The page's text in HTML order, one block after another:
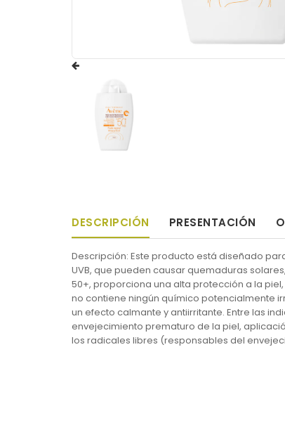
DESCRIPCIÓN PRESENTACIÓN
Descripción: Este producto está diseñado
UVB, que pueden causar quemaduras
50+, proporciona una alta protección a la
no contiene ningún químico potencialmente
un efecto calmante y antiirritante. Entre las
envejecimiento prematuro de la piel,
los radicales libres (responsables del